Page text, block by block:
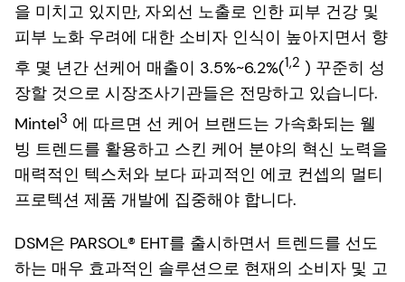
을 미치고 있지만, 자외선 노출로 인한 피부 건강 및
피부 노화 우려에 대한 소비자 인식이 높아지면서 향
후 몇 년간 선케어 매출이 3.5%~6.2%(1,2 ) 꾸준히 성
장할 것으로 시장조사기관들은 전망하고 있습니다.
Mintel3 에 따르면 선 케어 브랜드는 가속화되는 웰
빙 트렌드를 활용하고 스킨 케어 분야의 혁신 노력을
매력적인 텍스처와 보다 파괴적인 에코 컨셉의 멀티
프로텍션 제품 개발에 집중해야 합니다.
DSM은 PARSOL® EHT를 출시하면서 트렌드를 선도
하는 매우 효과적인 솔루션으로 현재의 소비자 및 고